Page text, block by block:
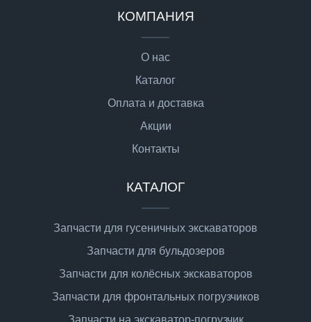
КОМПАНИЯ
О нас
Каталог
Оплата и доставка
Акции
Контакты
КАТАЛОГ
Запчасти для гусеничных экскаваторов
Запчасти для бульдозеров
Запчасти для колёсных экскаваторов
Запчасти для фронтальных погрузчиков